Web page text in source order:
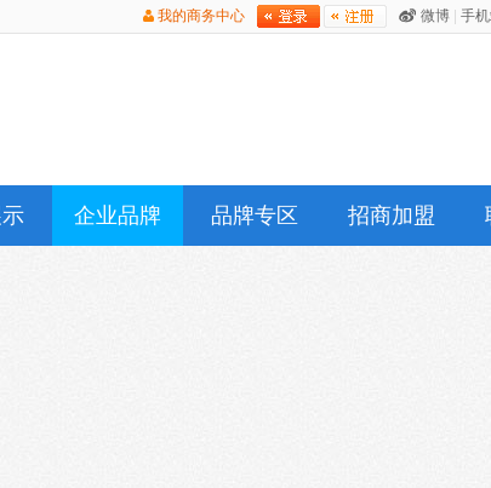
手
微博
我的商务中心
企业品牌 品牌专区 招商加盟